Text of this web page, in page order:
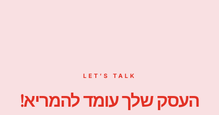
LET’S TALK
העסק שלך עומד להמריא!